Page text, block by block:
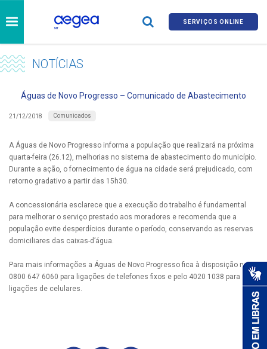
SERVIÇOS ONLINE
NOTÍCIAS
Águas de Novo Progresso – Comunicado de Abastecimento
21/12/2018 Comunicados
A Águas de Novo Progresso informa a população que realizará na próxima
quarta-feira (26.12), melhorias no sistema de abastecimento do município.
Durante a ação, o fornecimento de água na cidade será prejudicado, com
retorno gradativo a partir das 15h30.
A concessionária esclarece que a execução do trabalho é fundamental
para melhorar o serviço prestado aos moradores e recomenda que a
população evite desperdícios durante o período, conservando as reservas
domiciliares das caixas-d’água.
Para mais informações a Águas de Novo Progresso fica à disposição no
0800 647 6060 para ligações de telefones fixos e pelo 4020 1038 para
ligações de celulares.